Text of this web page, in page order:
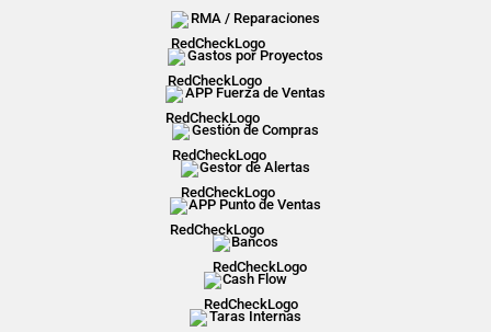
RMA / Reparaciones
Gastos por Proyectos
APP Fuerza de Ventas
Gestión de Compras
Gestor de Alertas
APP Punto de Ventas
Bancos
Cash Flow
Taras Internas